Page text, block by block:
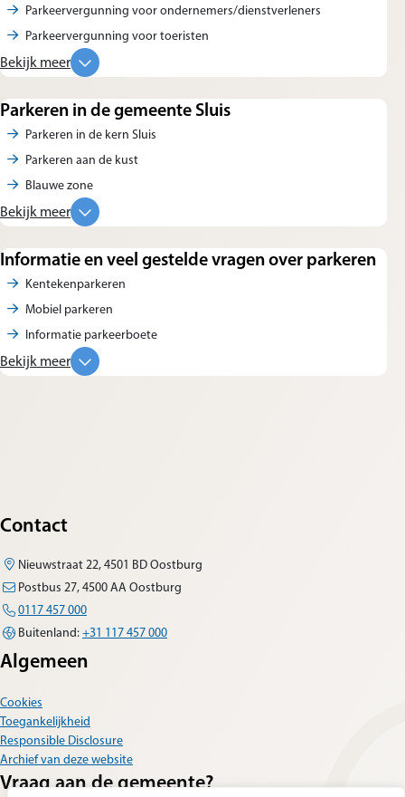
Parkeervergunning voor ondernemers/dienstverleners
Parkeervergunning voor toeristen
Bekijk meer
Parkeren in de gemeente Sluis
Parkeren in de kern Sluis
Parkeren aan de kust
Blauwe zone
Bekijk meer
Informatie en veel gestelde vragen over parkeren
Kentekenparkeren
Mobiel parkeren
Informatie parkeerboete
Bekijk meer
Contact
Nieuwstraat 22, 4501 BD Oostburg
Postbus 27, 4500 AA Oostburg
0117 457 000
Buitenland:+31 117 457 000
Algemeen
Cookies
Toegankelijkheid
Responsible Disclosure
Archief van deze website
Vraag aan de gemeente?